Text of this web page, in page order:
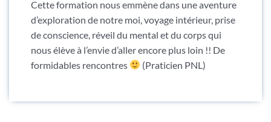
Cette formation nous emmène dans une aventure
d’exploration de notre moi, voyage intérieur, prise
de conscience, réveil du mental et du corps qui
nous élève à l’envie d’aller encore plus loin !! De
formidables rencontres
(Praticien PNL)